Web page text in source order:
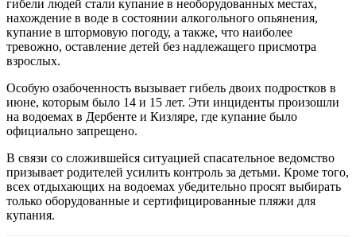
гибели людей стали купание в необорудованных местах,
нахождение в воде в состоянии алкогольного опьянения,
купание в штормовую погоду, а также, что наиболее
тревожно, оставление детей без надлежащего присмотра
взрослых.
Особую озабоченность вызывает гибель двоих подростков в
июне, которым было 14 и 15 лет. Эти инциденты произошли
на водоемах в Дербенте и Кизляре, где купание было
официально запрещено.
В связи со сложившейся ситуацией спасательное ведомство
призывает родителей усилить контроль за детьми. Кроме того,
всех отдыхающих на водоемах убедительно просят выбирать
только оборудованные и сертифицированные пляжи для
купания.